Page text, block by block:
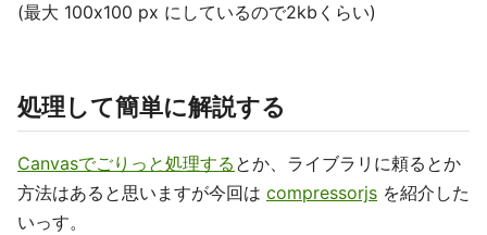
(最大 100x100 px にしているので2kbくらい)
処理して簡単に解説する
Canvasでごりっと処理する とか、ライブラリに頼るとか
方法はあると思いますが今回は compressorjs を紹介した
いっす。